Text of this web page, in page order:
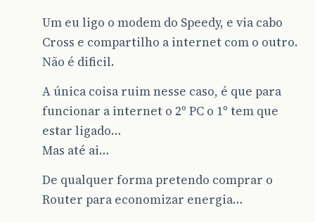
Um eu ligo o modem do Speedy, e via cabo
Cross e compartilho a internet com o outro.
Não é dificil.
A única coisa ruim nesse caso, é que para
funcionar a internet o 2º PC o 1º tem que
estar ligado…
Mas até ai…
De qualquer forma pretendo comprar o
Router para economizar energia…